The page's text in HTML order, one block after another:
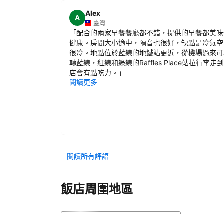
A
Alex
臺灣
「配合的兩家早餐餐廳都不錯，提供的早餐都美
健康。房間大小適中，隔音也很好，缺點是冷氣
很冷。地點位於藍線的地鐵站更近，從機場過來
轉藍線，紅線和綠線的Raffles Place站拉行李走
店會有點吃力。 」
閱讀更多
閱讀所有評語
飯店周圍地區